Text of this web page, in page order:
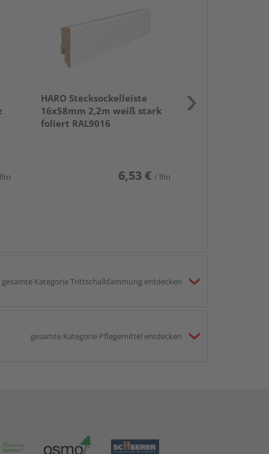
HARO Stecksockelleiste
16x58mm 2,2m weiß stark
foliert RAL9016
6,53 € / lfm
gesamte Kategorie Trittschalldämmung entdecken
gesamte Kategorie Pflegemittel entdecken